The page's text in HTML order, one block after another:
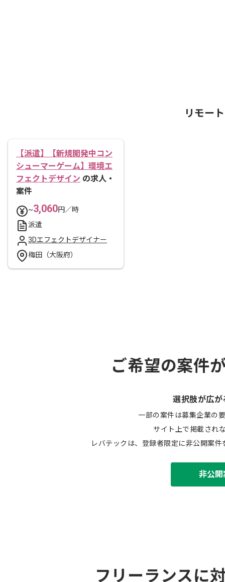
リモー
【派遣】【新規開発中コン
シューマーゲーム】環境エ
フェクトデザイン の求人・
案件
~3,060円／時
派遣
3Dエフェクトデザイナー
梅田（大阪府）
ご希望の案件
選択肢が広が
一部の案件は募集企業の
サイト上で掲載され
レバテックは、登録者限定に非公開案
非公
フリーランスに